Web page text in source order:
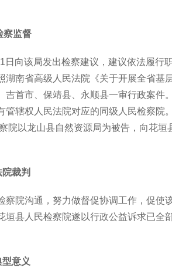
察监督
向该局发出检察建议，建议依法履行
南省高级人民法院《关于开展全省基
首市、保靖县、永顺县一审行政案件
辖权人民法院对应的同级人民检察院
院以龙山县自然资源局为被告，向花垣
院裁判
院沟通，努力做督促协调工作，促使
县人民检察院遂以行政公益诉求已全
型意义